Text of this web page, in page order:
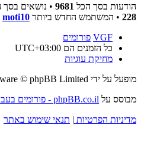
הודעות בסך הכל 9681 • נושאים בסך
228 • המשתמש החדש ביותר moti10
VGF פורומים
כל הזמנים הם UTC+03:00
מחיקת עוגיות
מופעל על ידי © phpBB Limited
מבוסס על phpBB.co.il - פורומים בעברית
מדיניות הפרטיות | תנאי שימוש באתר